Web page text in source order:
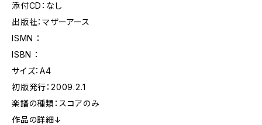
添付CD：なし
出版社：マザーアース
ISMN ：
ISBN ：
サイズ：A4
初版発行：2009.2.1
楽譜の種類：スコアのみ
作品の詳細↓